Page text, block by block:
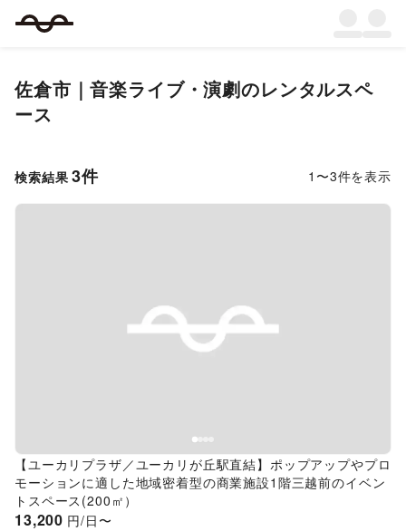
佐倉市 ｜音楽ライブ・演劇のレンタルスペ
ース
検索結果 3件 1 〜3件を表示
Previous slide
【ユーカリプラザ／ユーカリが丘駅直結】ポップアップやプロ
モーションに適した地域密着型の商業施設1階三越前のイベン
トスペース(200㎡）
13,200 円/日〜